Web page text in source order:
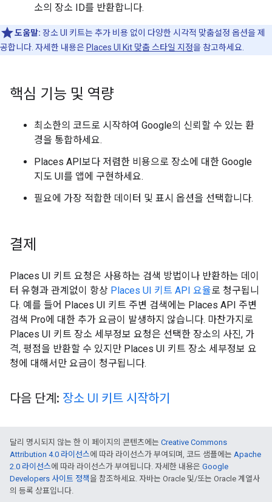
소의 장소 ID를 반환합니다.
도움말: 장소 UI 키트는 추가 비용 없이 다양한 시각적 맞춤설정 옵션을 제
공합니다. 자세한 내용은 Places UI Kit 맞춤 스타일 지정을 참고하세요.
핵심 기능 및 역량
최소한의 코드로 시작하여 Google의 신뢰할 수 있는 환
경을 통합하세요.
Places API보다 저렴한 비용으로 장소에 대한 Google
지도 UI를 앱에 구현하세요.
필요에 가장 적합한 데이터 및 표시 옵션을 선택합니다.
결제
Places UI 키트 요청은 사용하는 검색 방법이나 반환하는 데이
터 유형과 관계없이 항상 Places UI 키트 API 요율로 청구됩니
다. 예를 들어 Places UI 키트 주변 검색에는 Places API 주변
검색 Pro에 대한 추가 요금이 발생하지 않습니다. 마찬가지로
Places UI 키트 장소 세부정보 요청은 선택한 장소의 사진, 가
격, 평점을 반환할 수 있지만 Places UI 키트 장소 세부정보 요
청에 대해서만 요금이 청구됩니다.
다음 단계: 장소 UI 키트 시작하기
달리 명시되지 않는 한 이 페이지의 콘텐츠에는 Creative Commons
Attribution 4.0 라이선스에 따라 라이선스가 부여되며, 코드 샘플에는 Apache
2.0 라이선스에 따라 라이선스가 부여됩니다. 자세한 내용은 Google
Developers 사이트 정책을 참조하세요. 자바는 Oracle 및/또는 Oracle 계열사
의 등록 상표입니다.